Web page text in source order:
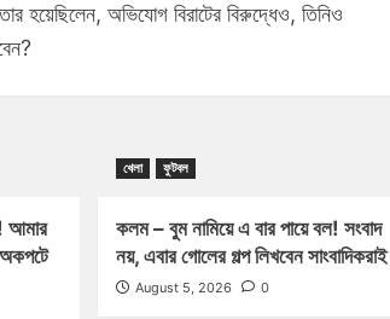
হয়েছিলেন, অভিযোগ বিরাটের বিরুদ্ধেও, তিনিও
আমার
খেলা ফুটবল
কলম – বুম নামিয়ে এ বার পায়ে বল! সংবাদ
নয়, এবার গোলের গল্প লিখবেন সাংবাদিকরাই
August 5, 2026 0